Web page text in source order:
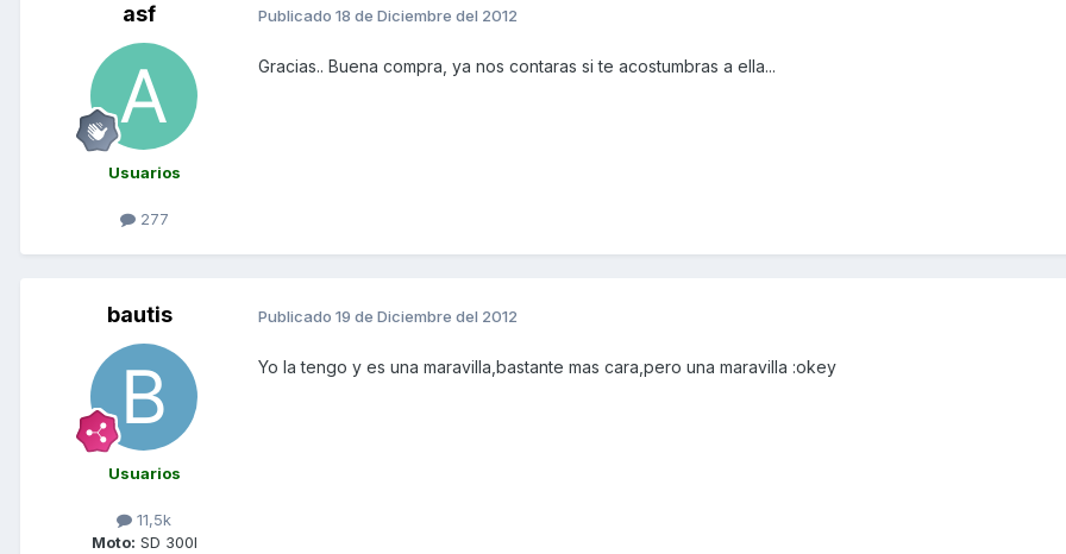
asf
Usuarios
277
Publicado 18 de Diciembre del 2012
Gracias.. Buena compra, ya nos contaras si te acostumbras a ella...
bautis
Usuarios
11,5k
Moto: SD 300I
Publicado 19 de Diciembre del 2012
Yo la tengo y es una maravilla,bastante mas cara,pero una maravilla :okey